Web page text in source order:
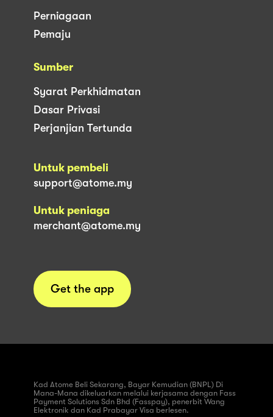
Perniagaan
Pemaju
Sumber
Syarat Perkhidmatan
Dasar Privasi
Perjanjian Tertunda
Untuk pembeli
support@atome.my
Untuk peniaga
merchant@atome.my
Get the app
Kad Atome Beli Sekarang, Bayar Kemudian (BNPL) Di
Mana-Mana dikeluarkan melalui kerjasama dengan Fass
Payment Solutions Sdn Bhd (Fasspay), penerbit Wang
Elektronik dan Kad Prabayar Visa berlesen.